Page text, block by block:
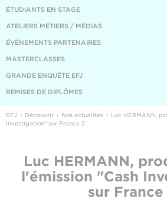
ÉTUDIANTS EN STAGE
ATELIERS MÉTIERS / MÉDIAS
ÉVÉNEMENTS PARTENAIRES
MASTERCLASSES
GRANDE ENQUÊTE EFJ
REMISES DE DIPLÔMES
EFJ Découvrir Nos actualités
Luc HERMANN,
Investigation" sur France 2
Luc HERMANN,
l'émission "Cash
sur France